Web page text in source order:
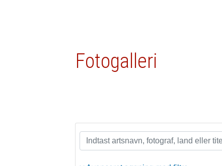
Fotogalleri